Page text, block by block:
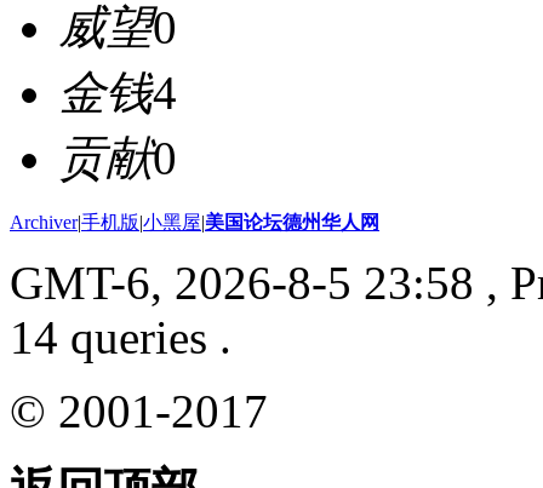
威望0
金钱4
贡献0
Archiver|手机版|小黑屋|美国论坛德州华人网
GMT-6, 2026-8-5 23:58 ,
14 queries .
© 2001-2017